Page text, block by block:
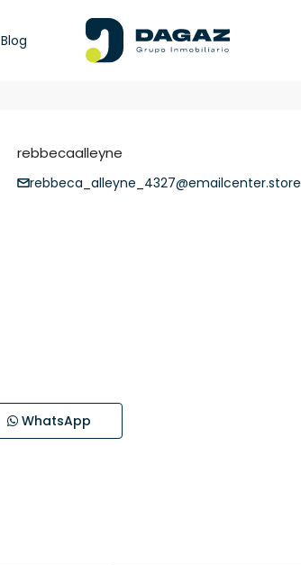
Blog
rebbecaalleyne
rebbeca_alleyne_4327@emailcenter.store
WhatsApp